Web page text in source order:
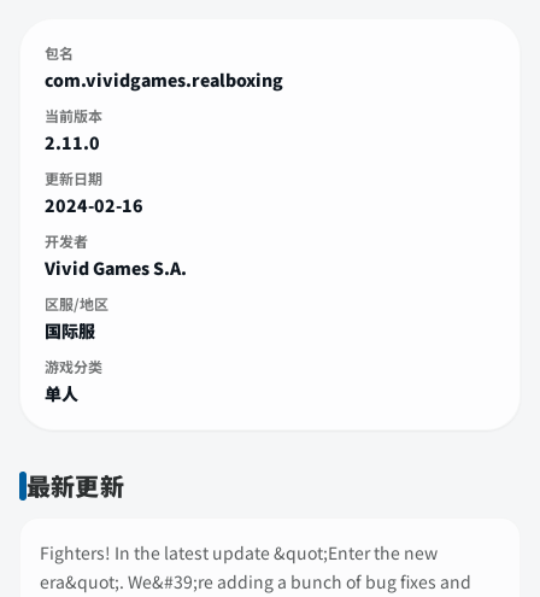
包名
com.vividgames.realboxing
当前版本
2.11.0
更新日期
2024-02-16
开发者
Vivid Games S.A.
区服/地区
国际服
游戏分类
单人
最新更新
Fighters! In the latest update &quot;Enter the new
era&quot;. We&#39;re adding a bunch of bug fixes and